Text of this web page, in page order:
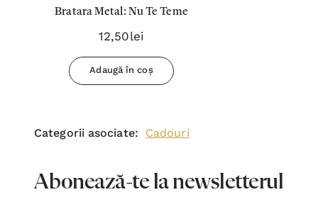
Bratara Metal: Nu Te Teme
12,50lei
Adaugă în coș
Categorii asociate: Cadouri
Abonează-te la newsletterul